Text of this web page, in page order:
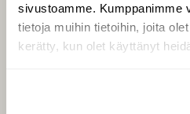
sivustoamme. Kumppanimme
tietoja muihin tietoihin, joita
kerätty, kun olet käyttänyt